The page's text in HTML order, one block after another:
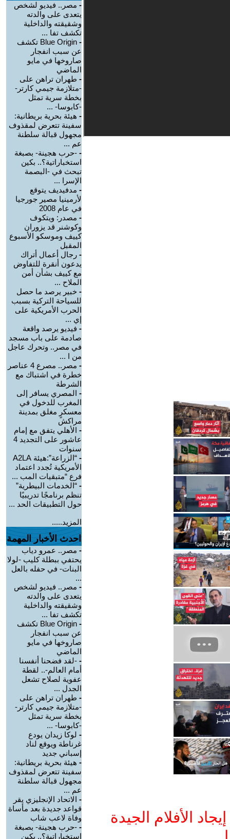
الأفلام الجيدة
- مصر.. فيديو لشخص
يتعدى على والدته
وشقيقته والداخلية
تكشف تفا ...
-
Blue Origin تكشف
عن سبب انفجار
صاروخها في مايو
الماضي
- طهران تراهن على
-متلازمة جيمي كارتر-
بخطة سرية تمثل
-كابوسا- ...
- هيئة بحرية بريطانية:
سفينة تتعرض لمقذوف
مجهول قبالة سلطنة
عم ...
- -حرب هجينة- بصبغة
استخباراتية؟.. بكين
تبحث في -البصمة
الإسرا ...
- مدفيديف يتوقع
لأرمينيا مصير جورجيا
في عام 2008
- مصدر: ويتكوف
وكوشنر قد يزوران
كييف وموسكو الأسبوع
المقبل
- رجال أعمال أتراك
يدعون أنقرة للتفاوض
مع كييف بشأن أمن
الملاح ...
- خبير يرصد ما حصل
للسياحة التركية بسبب
الحرب الأمريكية على
إي ...
- فيديو يرصد واقعة
صادمة على باب مسجد
في مصر.. وتحرك عاجل
من ا ...
-
مصر.. مصرع 4 عناصر
خطرة في اشتباك مع
الشرطة
- المصري يسافر إلى
المغرب للدخول في
معسكرٍ مغلق بمدينة
مراكش
- الأهلي يتفق مع إمام
عاشور على التجديد 4
سنوات
-
“الزراعة”:هيئة A2LA
الأمريكية تُجدد اعتماد
فرع “متبقيات المب ...
- “الخدمات البيطرية”
تنظم برنامجًا تدريبيًا
حول التطبيقات الحد ...
المزيد.....
احدث الأخبار المهمة
- مصر.. عمرو دياب
يحتفي ببطلة كليب -لولا
البنات- في حفله بالعل
...
- مصر.. فيديو لشخص
يتعدى على والدته
وشقيقته والداخلية
تكشف تفا ...
-
Blue Origin تكشف
عن سبب انفجار
صاروخها في مايو
الماضي
- -لقد فضحنا أنفسنا
أمام العالم-.. لقطة
عفوية لصلاح تشعل
الجدل ...
- طهران تراهن على
-متلازمة جيمي كارتر-
بخطة سرية تمثل
-كابوسا- ...
- لوكا زيدان يودع
غرناطة ويوقع لناد
إسباني جديد
- هيئة بحرية بريطانية:
سفينة تتعرض لمقذوف
مجهول قبالة سلطنة
عم ...
- الاتحاد الإنجليزي يقر
قواعد جديدة بعد مأساة
وفاة لاعب شاب
- -حرب هجينة- بصبغة
استخباراتية؟.. بكين